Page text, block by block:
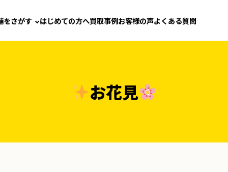
をさがす はじめての方へ買取事例お客様の声よくある質問
お花見